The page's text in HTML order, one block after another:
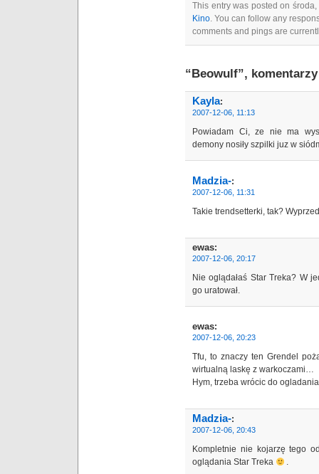
This entry was posted on
Kino. You can follow any
comments and pings are
“Beowulf”,
Kayla:
2007-12-06, 11:13
Powiadam Ci, ze nie ma
demony nosiły szpilki juz w
Madzia-:
2007-12-06, 11:31
Takie trendsetterki, tak?
ewas:
2007-12-06, 20:17
Nie oglądałaś Star Treka? W
go uratował.
ewas:
2007-12-06, 20:23
Tfu, to znaczy ten Grendel
wirtualną laskę z warkoczami…
Hym, trzeba wrócic do
Madzia-:
2007-12-06, 20:43
Kompletnie nie kojarzę tego
oglądania Star Treka
.